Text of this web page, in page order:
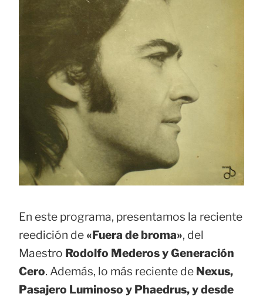
En este programa, presentamos la reciente
reedición de «Fuera de broma», del
Maestro Rodolfo Mederos y Generación
Cero. Además, lo más reciente de Nexus,
Pasajero Luminoso y Phaedrus, y desde